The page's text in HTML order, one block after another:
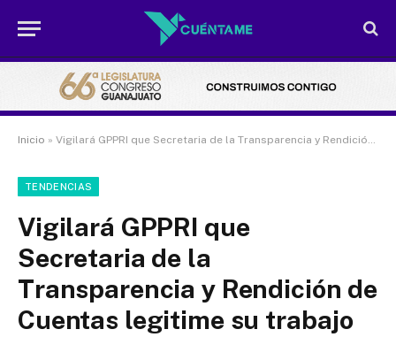
Inicio » Vigilará GPPRI que Secretaria de la Transparencia y Rendición de Cuentas legitime su trabajo
TENDENCIAS
Vigilará GPPRI que
Secretaria de la
Transparencia y Rendición de
Cuentas legitime su trabajo